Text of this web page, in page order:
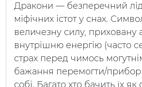
Дракони — безперечний
міфічних істот у снах.
величезну силу, приховану
внутрішню енергію (часто
страх перед чимось
бажання перемогти/
собі. Багато хто бачить їх як